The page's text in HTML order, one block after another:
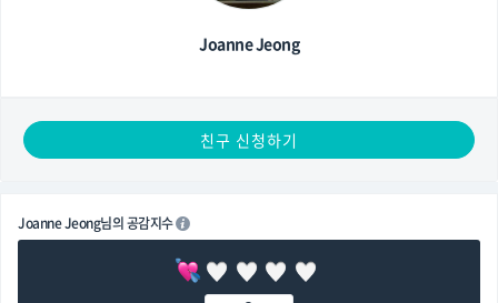
Joanne Jeong
친구 신청하기
Joanne Jeong님의 공감지수